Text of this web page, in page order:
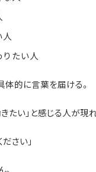
たい人
体的に言葉を届ける。
たい」と感じる人が現
さい」